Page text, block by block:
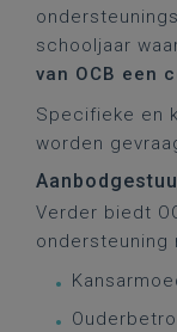
schooljaar
van OCB een
Specifieke en
worden
Verder biedt
ondersteuning